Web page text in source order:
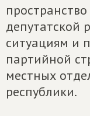
депутатской
ситуациям и
партийной
местных
республики.